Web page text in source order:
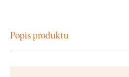
Popis produktu